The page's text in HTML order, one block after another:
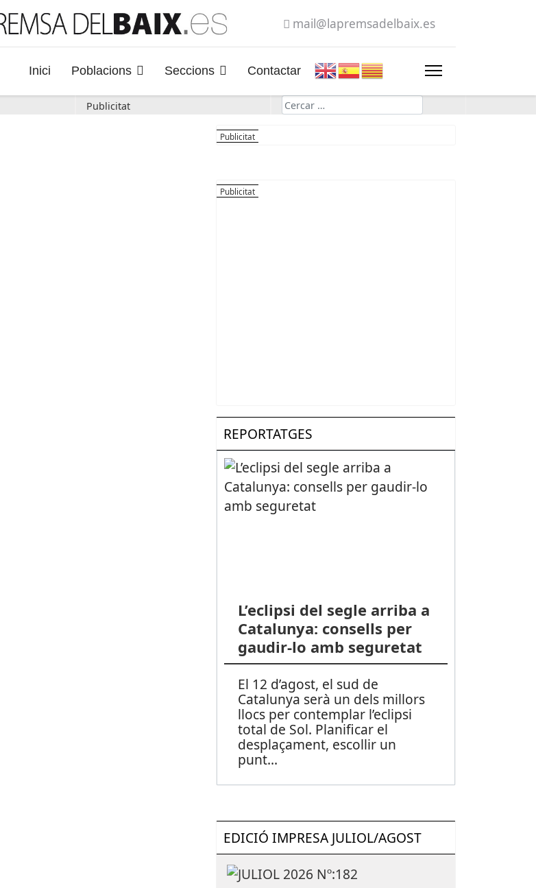
mail@lapremsadelbaix.es
Inici Poblacions Seccions Contactar
Publicitat Cerca
REPORTATGES
L’eclipsi del segle arriba a
Catalunya: consells per
gaudir-lo amb seguretat
El 12 d’agost, el sud de
Catalunya serà un dels millors
llocs per contemplar l’eclipsi
total de Sol. Planificar el
desplaçament, escollir un
punt...
EDICIÓ IMPRESA JULIOL/AGOST